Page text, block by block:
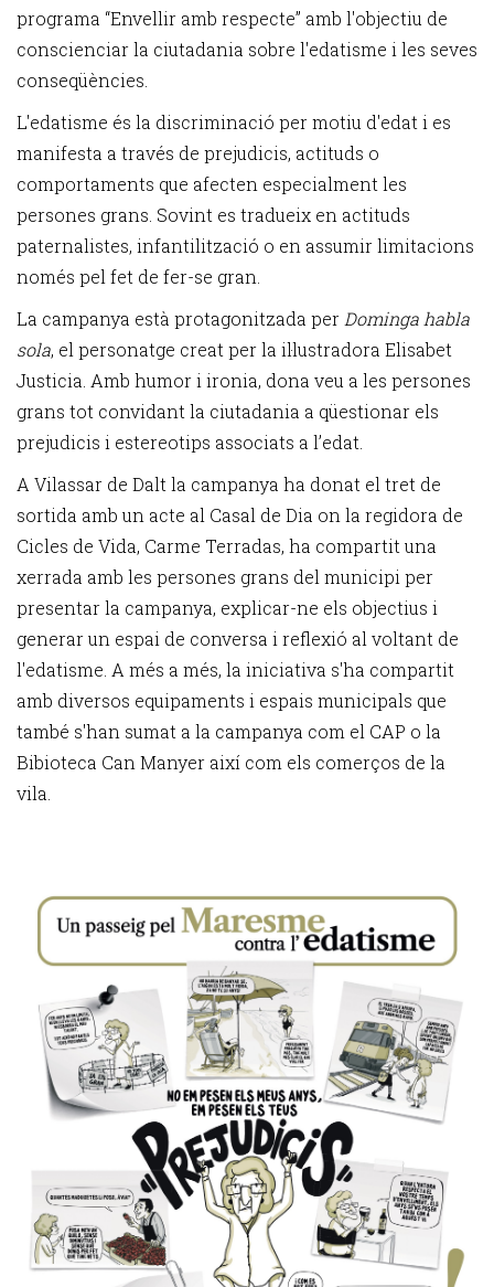
programa “Envellir amb respecte” amb l'objectiu de
conscienciar la ciutadania sobre l'edatisme i les seves
conseqüències.
L'edatisme és la discriminació per motiu d'edat i es
manifesta a través de prejudicis, actituds o
comportaments que afecten especialment les
persones grans. Sovint es tradueix en actituds
paternalistes, infantilització o en assumir limitacions
només pel fet de fer-se gran.
La campanya està protagonitzada per Dominga habla
sola, el personatge creat per la il·lustradora Elisabet
Justicia. Amb humor i ironia, dona veu a les persones
grans tot convidant la ciutadania a qüestionar els
prejudicis i estereotips associats a l’edat.
A Vilassar de Dalt la campanya ha donat el tret de
sortida amb un acte al Casal de Dia on la regidora de
Cicles de Vida, Carme Terradas, ha compartit una
xerrada amb les persones grans del municipi per
presentar la campanya, explicar-ne els objectius i
generar un espai de conversa i reflexió al voltant de
l'edatisme. A més a més, la iniciativa s'ha compartit
amb diversos equipaments i espais municipals que
també s'han sumat a la campanya com el CAP o la
Bibioteca Can Manyer així com els comerços de la
vila.